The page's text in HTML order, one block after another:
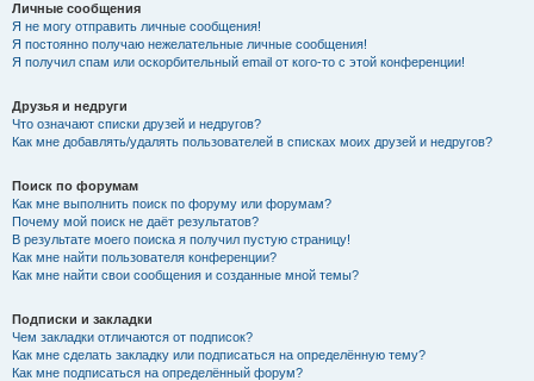
Личные сообщения
Я не могу отправить личные сообщения!
Я постоянно получаю нежелательные личные сообщения!
Я получил спам или оскорбительный email от кого-то с этой конференции!
Друзья и недруги
Что означают списки друзей и недругов?
Как мне добавлять/удалять пользователей в списках моих друзей и недругов?
Поиск по форумам
Как мне выполнить поиск по форуму или форумам?
Почему мой поиск не даёт результатов?
В результате моего поиска я получил пустую страницу!
Как мне найти пользователя конференции?
Как мне найти свои сообщения и созданные мной темы?
Подписки и закладки
Чем закладки отличаются от подписок?
Как мне сделать закладку или подписаться на определённую тему?
Как мне подписаться на определённый форум?